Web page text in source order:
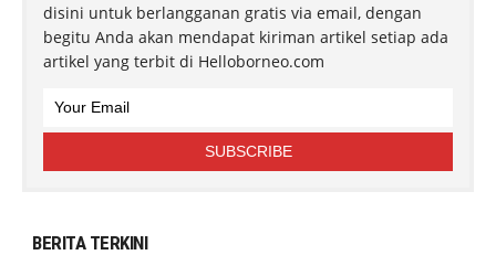
disini untuk berlangganan gratis via email, dengan
begitu Anda akan mendapat kiriman artikel setiap ada
artikel yang terbit di Helloborneo.com
BERITA TERKINI